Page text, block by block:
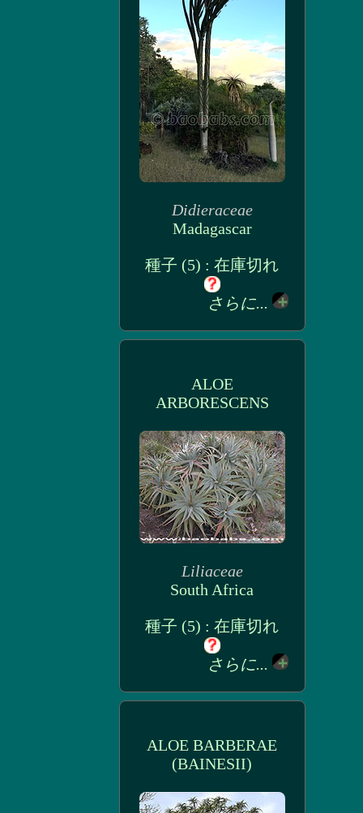
Didieraceae
Madagascar
種子 (5) : 在庫切れ
さらに...
ALOE
ARBORESCENS
Liliaceae
South Africa
種子 (5) : 在庫切れ
さらに...
ALOE BARBERAE
(BAINESII)